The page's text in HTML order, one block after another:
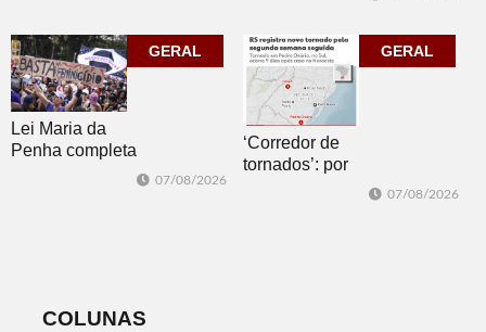
jogos
corpo que cai”
GERAL
Lei Maria da
Penha completa
07/08/2026
GERAL
‘Corredor de
tornados’: por
07/08/2026
COLUNAS